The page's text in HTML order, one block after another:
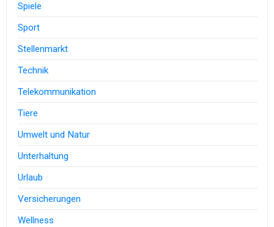
Spiele
Sport
Stellenmarkt
Technik
Telekommunikation
Tiere
Umwelt und Natur
Unterhaltung
Urlaub
Versicherungen
Wellness